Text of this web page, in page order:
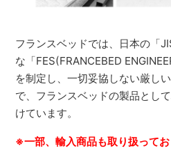
フランスベッドでは、日本の「
な「FES(FRANCEBED
を制定し、一切妥協しない厳し
で、フランスベッドの製品とし
けています。
※一部、輸入商品も取り扱ってお